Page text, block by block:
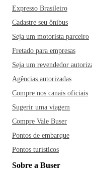
Pampas, o Fulo do
Expresso Brasileiro
Cadastre seu ônibus
Seja um motorista parceiro
Fretado para empresas
Seja um revendedor
Agências autorizadas
Compre nos canais oficiais
Sugerir uma viagem
Compre Vale Buser
Pontos de embarque
Pontos turísticos
Sobre a Buser